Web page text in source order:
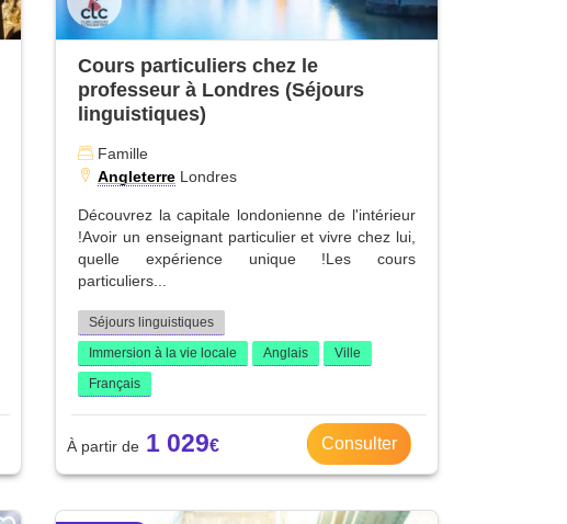
Cours particuliers chez le
professeur à Londres (Séjours
linguistiques)
Famille
Angleterre Londres
Découvrez la capitale londonienne de l'intérieur
!Avoir un enseignant particulier et vivre chez lui,
quelle expérience unique !Les cours
particuliers...
Séjours linguistiques
Immersion à la vie locale
Anglais
Ville
Français
1 029 Consulter